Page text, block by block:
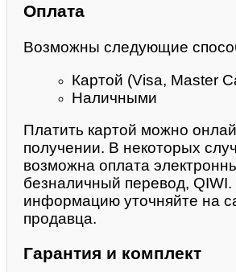
Оплата
Возможны следующие
Картой (Visa, Master
Наличными
Платить картой можно
получении. В некоторых
возможна оплата
безналичный перевод,
информацию уточняйте на
продавца.
Гарантия и комплект